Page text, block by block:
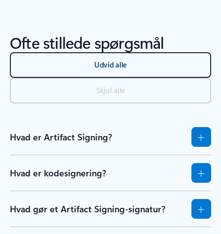
Ofte stillede spørgsmål
Udvid alle
Skjul alle
Hvad er Artifact Signing?
Hvad er kodesignering?
Hvad gør et Artifact Signing-signatur?